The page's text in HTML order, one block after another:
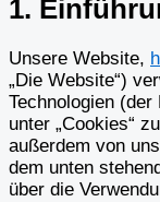
1.
Unsere Website,
„Die Website“)
Technologien
unter „Cookies“
außerdem von
dem unten
über die